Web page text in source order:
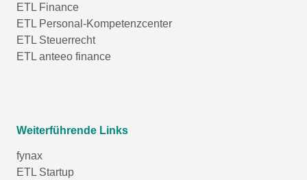
ETL Finance
ETL Personal-Kompetenzcenter
ETL Steuerrecht
ETL anteeo finance
Weiterführende Links
fynax
ETL Startup